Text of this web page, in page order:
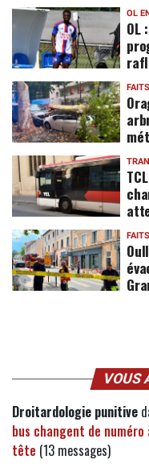
OL
OL
VOUS
Droitardologie punitive
bus changent de
tête (13 messages)